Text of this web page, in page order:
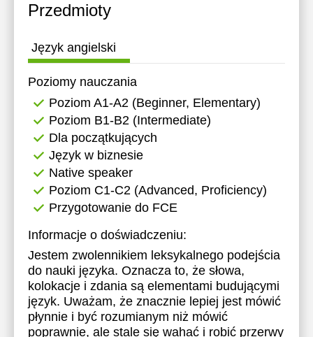
Przedmioty
Język angielski
Poziomy nauczania
Poziom A1-A2 (Beginner, Elementary)
Poziom B1-B2 (Intermediate)
Dla początkujących
Język w biznesie
Native speaker
Poziom C1-C2 (Advanced, Proficiency)
Przygotowanie do FCE
Informacje o doświadczeniu:
Jestem zwolennikiem leksykalnego podejścia
do nauki języka. Oznacza to, że słowa,
kolokacje i zdania są elementami budującymi
język. Uważam, że znacznie lepiej jest mówić
płynnie i być rozumianym niż mówić
poprawnie, ale stale się wahać i robić przerwy
19:00 19:00